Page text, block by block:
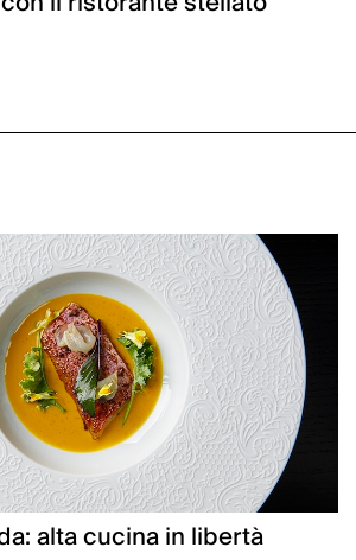
alta cucina in libertà